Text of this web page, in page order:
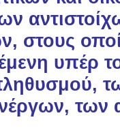
στους
υπέρ
των